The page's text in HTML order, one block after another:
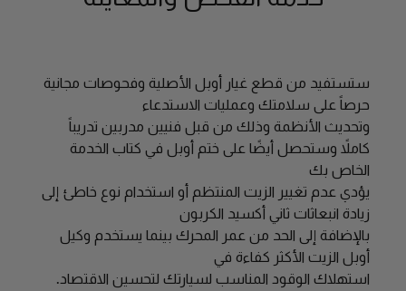
ستستفيد من قطع غيار أوبل الأصلية وفحوصات مجانية
حرصاً على سلامتك وعمليات الاستدعاء
وتحديث الأنظمة وذلك من قبل فنيين مدربين تدريباً
كاملاً وستحصل أيضًا على ختم أوبل في كتاب الخدمة
الخاص بك
يؤدي عدم تغيير الزيت المنتظم أو استخدام نوع خاطئ إلى
زيادة انبعاثات ثاني أكسيد الكربون
بالإضافة إلى الحد من عمر المحرك بينما يستخدم وكيل
أوبل الزيت الأكثر كفاءة في
استهلاك الوقود المناسب لسيارتك لتحسين الاقتصاد.